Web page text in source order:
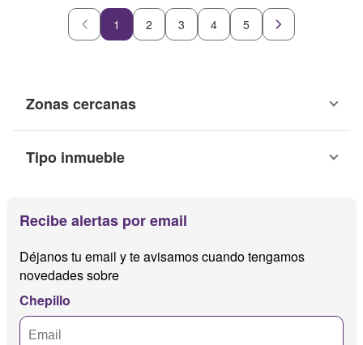
1 2 3 4 5
Zonas cercanas
Tipo inmueble
Recibe alertas por email
Déjanos tu email y te avisamos cuando tengamos
novedades sobre
Chepillo